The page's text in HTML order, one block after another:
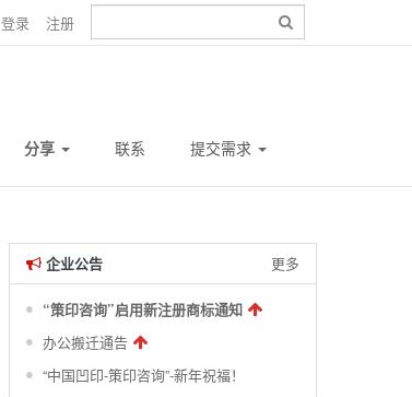
登录 注册
分享 联系 提交需求
企业公告 更多
“策印咨询”启用新注册商标通知
办公搬迁通告
“中国凹印-策印咨询”-新年祝福！